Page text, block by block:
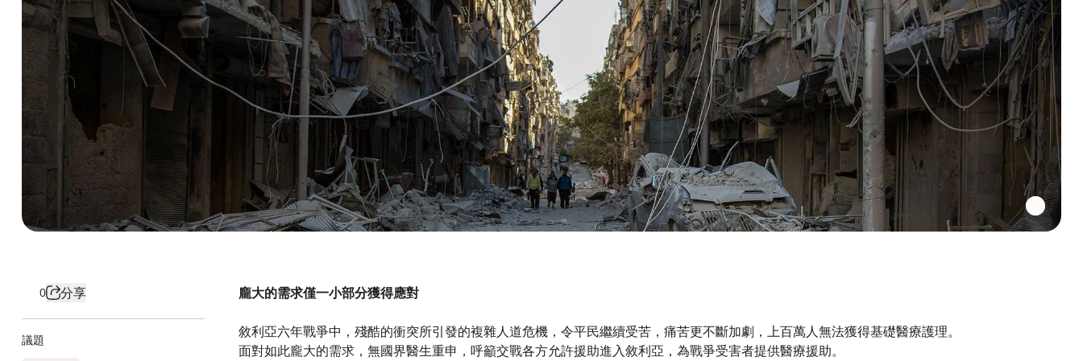
0 分享
議題
龐大的需求僅一小部分獲得應對
敘利亞六年戰爭中，殘酷的衝突所引發的複雜人道危機，令平民繼續受苦，痛苦更不斷加劇，上百萬人無法獲得基礎醫療護理。
面對如此龐大的需求，無國界醫生重申，呼籲交戰各方允許援助進入敘利亞，為戰爭受害者提供醫療援助。